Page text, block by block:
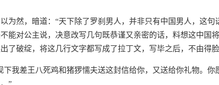
为然，暗道：“天下除了罗刹男人，并非只有中国男人，这句
能对公主说，决意改写几句既恭谨又亲密的话，料想这中国
了破绽，将这几行文字都写成了拉丁文，写毕之后，不由得
下我差王八死鸡和猪猡懦夫送这封信给你，又送给你礼物。你